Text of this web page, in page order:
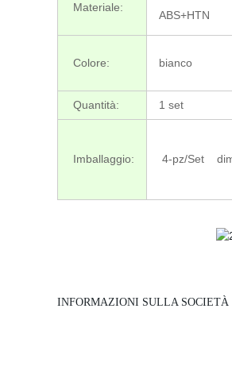
Materiale:
ABS+HTN
Colore: bianco
Quantità: 1 set
Imballaggio: 4-pz/Set
INFORMAZIONI SULLA SOCIETÀ